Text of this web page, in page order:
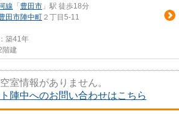
線 「 豊田市 」駅 徒歩18分
田市陣中町 ２丁目5-11
築41年
階建
室情報がありません。
陣中へのお問い合わせはこちら